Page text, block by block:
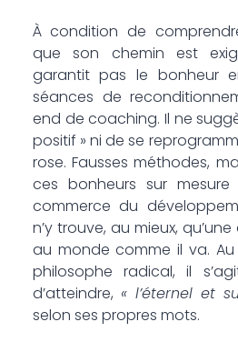
À condition de
que son chemin est
garantit pas le bonheur
séances de
end de coaching. Il ne
positif » ni de se
rose. Fausses méthodes,
ces bonheurs sur
commerce du
n’y trouve, au mieux,
au monde comme il va.
philosophe radical, il
d’atteindre, « l’éternel et
selon ses propres mots.